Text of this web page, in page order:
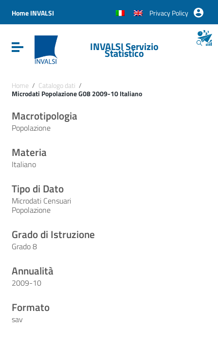
Vai al menu di navigazione
Vai al footer
Home INVALSI Privacy Policy
Attiva / disattiva la navigazioneINVALSI Servizio
Statistico
Home / Catalogo dati /
Microdati Popolazione G08 2009-10 Italiano
Macrotipologia
Popolazione
Materia
Italiano
Tipo di Dato
Microdati Censuari
Popolazione
Grado di Istruzione
Grado 8
Annualità
2009-10
Formato
sav